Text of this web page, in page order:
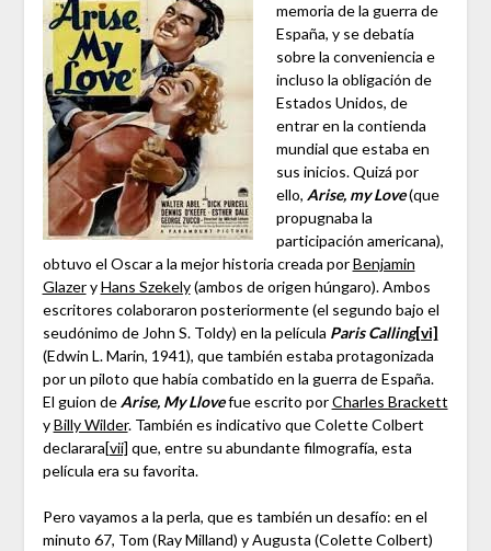
memoria de la guerra de
España, y se debatía
sobre la conveniencia e
incluso la obligación de
Estados Unidos, de
entrar en la contienda
mundial que estaba en
sus inicios. Quizá por
ello, Arise, my Love(que
propugnaba la
participación americana),
obtuvo el Oscar a la mejor historia creada porBenjamin
GlazeryHans Szekely(ambos de origen húngaro). Ambos
escritores colaboraron posteriormente (el segundo bajo el
seudónimo de John S. Toldy) en la película Paris Calling[vi]
(Edwin L. Marin, 1941), que también estaba protagonizada
por un piloto que había combatido en la guerra de España.
El guion de Arise, My Llovefue escrito porCharles Brackett
yBilly Wilder. También es indicativo que Colette Colbert
declarara[vii] que, entre su abundante filmografía, esta
película era su favorita.
Pero vayamos a la perla, que es también un desafío: en el
minuto 67, Tom (Ray Milland) y Augusta (Colette Colbert)